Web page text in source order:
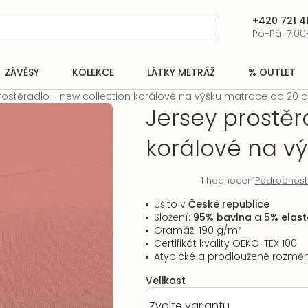
+420 721
Po-Pá:
ZÁVĚSY KOLEKCE LÁTKY METRÁŽ % OUTLET
- new collection korálové na výšku matrace do 20
Jersey
korálové na
hodnocení
produktu
5,0
hvězdiček.
1 hodnocení
Velikost
Ušito v České republice
Složení: 95% bavlna a 5%
Gramáž: 190 g/m²
Certifikát kvality OEKO-TEX 100
Atypické a prodloužené